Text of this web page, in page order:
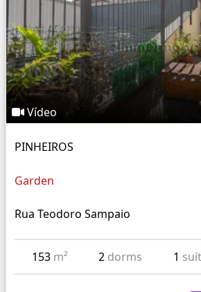
Vídeo
PINHEIROS
Garden
Rua Teodoro Sampaio
153 m² 2 dorms 1